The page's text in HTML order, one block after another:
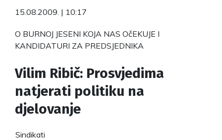
15.08.2009. | 10:17
O BURNOJ JESENI KOJA NAS OčEKUJE I
KANDIDATURI ZA PREDSJEDNIKA
Vilim Ribič: Prosvjedima
natjerati politiku na
djelovanje
Sindikati